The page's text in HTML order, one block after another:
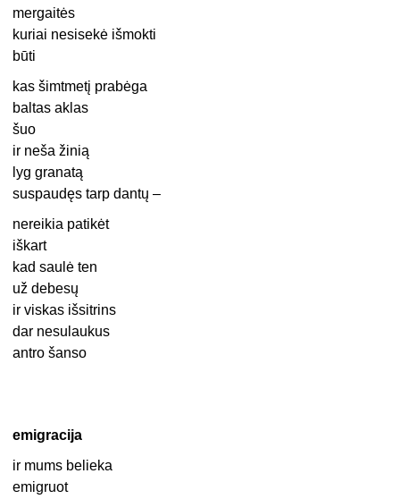
mergaitės
kuriai nesisekė išmokti
būti
kas šimtmetį prabėga
baltas aklas
šuo
ir neša žinią
lyg granatą
suspaudęs tarp dantų –
nereikia patikėt
iškart
kad saulė ten
už debesų
ir viskas išsitrins
dar nesulaukus
antro šanso
emigracija
ir mums belieka
emigruot